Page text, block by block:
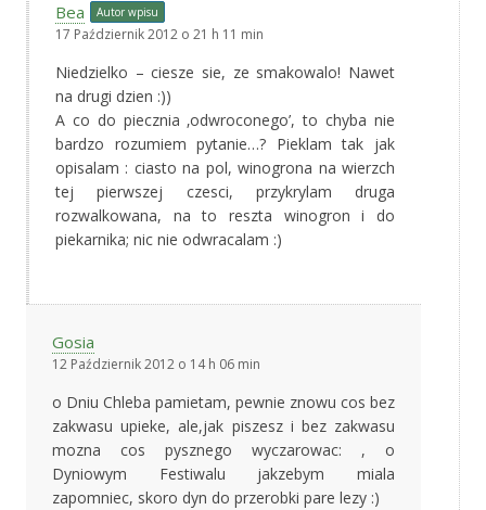
Bea Autor wpisu
17 Październik 2012 o 21 h 11 min
Niedzielko – ciesze sie, ze smakowalo! Nawet
na drugi dzien :))
A co do piecznia ‚odwroconego’, to chyba nie
bardzo rozumiem pytanie…? Pieklam tak jak
opisalam : ciasto na pol, winogrona na wierzch
tej pierwszej czesci, przykrylam druga
rozwalkowana, na to reszta winogron i do
piekarnika; nic nie odwracalam :)
Gosia
12 Październik 2012 o 14 h 06 min
o Dniu Chleba pamietam, pewnie znowu cos bez
zakwasu upieke, ale,jak piszesz i bez zakwasu
mozna cos pysznego wyczarowac: , o
Dyniowym Festiwalu jakzebym miala
zapomniec, skoro dyn do przerobki pare lezy :)